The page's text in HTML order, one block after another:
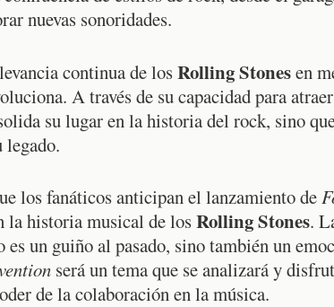
nuevas sonoridades.
continua de losRolling Stonesen
A través de su capacidad para
su lugar en la historia del rock, sino
legado.
los fanáticos anticipan el lanzamiento de
la historia musical de losRolling Stones.
es un guiño al pasado, sino también un
será un tema que se analizará y
de la colaboración en la música.